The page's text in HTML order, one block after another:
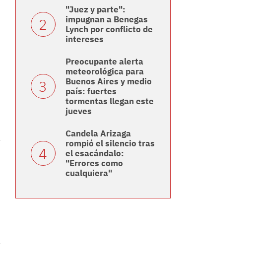
"Juez y parte":
impugnan a Benegas
Lynch por conflicto de
intereses
Preocupante alerta
meteorológica para
Buenos Aires y medio
país: fuertes
tormentas llegan este
jueves
Candela Arizaga
rompió el silencio tras
el esacándalo:
"Errores como
cualquiera"